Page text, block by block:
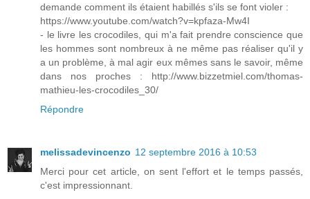
demande comment ils étaient habillés s'ils se font violer :
https://www.youtube.com/watch?v=kpfaza-Mw4I
- le livre les crocodiles, qui m'a fait prendre conscience que
les hommes sont nombreux à ne même pas réaliser qu'il y
a un problème, à mal agir eux mêmes sans le savoir, même
dans nos proches : http://www.bizzetmiel.com/thomas-
mathieu-les-crocodiles_30/
Répondre
melissadevincenzo 12 septembre 2016 à 10:53
Merci pour cet article, on sent l'effort et le temps passés,
c'est impressionnant.